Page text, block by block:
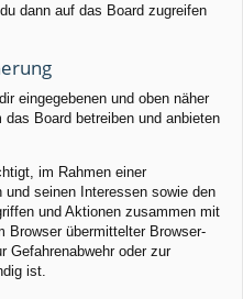
dann auf das Board zugreifen
eingegebenen und oben näher
Board betreiben und anbieten
im Rahmen einer
und seinen Interessen sowie den
und Aktionen zusammen mit
Browser übermittelter Browser-
Gefahrenabwehr oder zur
ist.